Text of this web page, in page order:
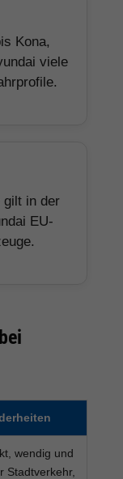
Kona,
viele
gilt in der
EU-
wendig und
Stadtverkehr,